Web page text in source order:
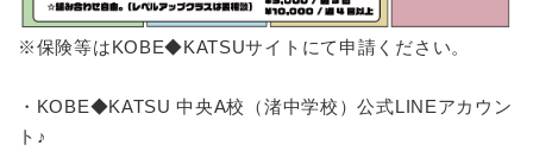
※保険等はKOBE◆KATSUサイトにて申請ください。
・KOBE◆KATSU 中央A校（渚中学校）公式LINEアカウン
ト♪